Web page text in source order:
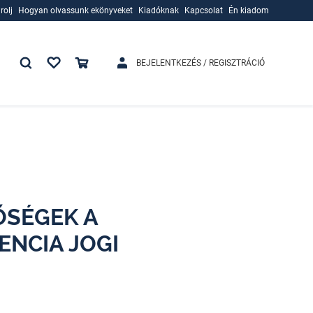
Hogyan olvassunk ekönyveket
Kiadóknak
Kapcsolat Én kiadom
BEJELENTKEZÉS / REGISZTRÁCIÓ
A
JOGI